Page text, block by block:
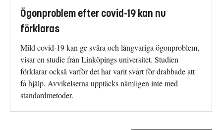
Ögonproblem efter covid-19 kan nu
förklaras
Mild covid-19 kan ge svåra och långvariga ögonproblem,
visar en studie från Linköpings universitet. Studien
förklarar också varför det har varit svårt för drabbade att
få hjälp. Avvikelserna upptäcks nämligen inte med
standardmetoder.